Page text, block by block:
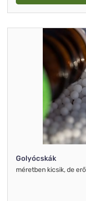
Golyócskák
méretben kicsik, de